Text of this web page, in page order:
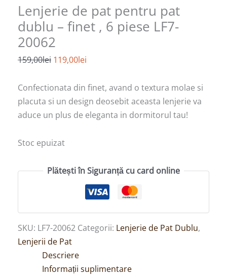
Lenjerie de pat pentru pat
dublu – finet , 6 piese LF7-
20062
159,00lei 119,00lei
Confectionata din finet, avand o textura molae si
placuta si un design deosebit aceasta lenjerie va
aduce un plus de eleganta in dormitorul tau!
Stoc epuizat
Plătești în Siguranță cu card online
SKU: LF7-20062 Categorii: Lenjerie de Pat Dublu,
Lenjerii de Pat
Descriere
Informații suplimentare